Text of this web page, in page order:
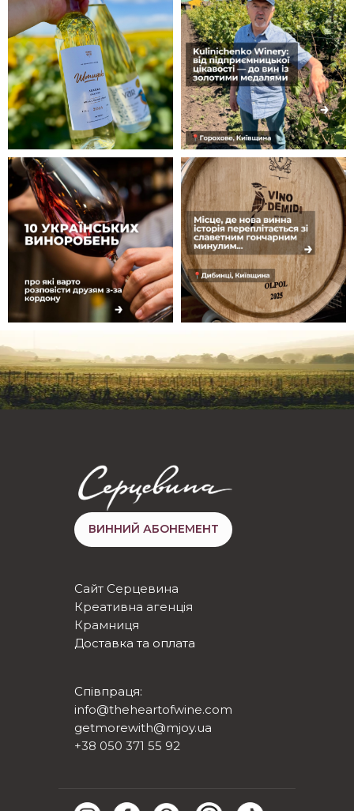
Сайт Серцевина
Креативна агенція
Крамниця
Доставка та оплата
Співпраця:
info@theheartofwine.com
getmorewith@mjoy.ua
+38 050 371 55 92
ВИННИЙ АБОНЕМЕНТ